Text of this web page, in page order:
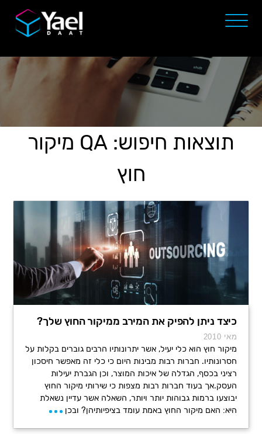
תוצאות חיפוש: QA מיקור
חוץ
כיצד ניתן להפיק את המירב ממיקור החוץ שלך?
מאי 2010
מיקור חוץ הוא כלי יעיל, אשר יתרונותיו הרבים גוברים בקלות על
חסרונותיו. חברות רבות מבינות היום כי כלי זה מאפשר חיסכון
רציני בכסף, הגדלה של איכות המוצר, וכן הגברת יעילות
העסק.אך בעוד חברות רבות מצפות כי שירותי מיקור החוץ
יבוצעו ברמות גבוהות יותר ויותר, השאלה אשר עדיין נשאלת
היא: האם מיקור החוץ באמת עומד בציפיותיהן? ובכן